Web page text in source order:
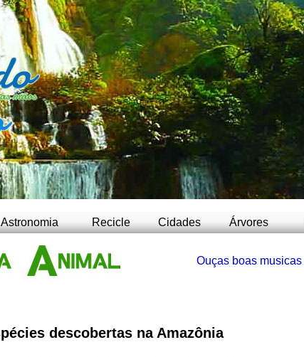
Astronomia Recicle Cidades Árvores
Ouças boas musicas
descobertas na Amazônia